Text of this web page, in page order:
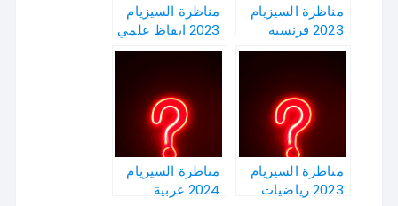
مناظرة السيزيام
2023 فرنسية
مناظرة السيزيام
2023 ايقاظ علمي
مناظرة السيزيام
2023 رياضيات
مناظرة السيزيام
2024 عربية